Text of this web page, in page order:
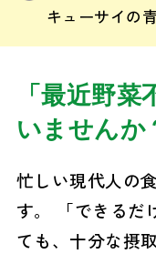
キューサイの
「最近野
いませんか
忙しい現代人の
す。
「できる
ても、十分な摂